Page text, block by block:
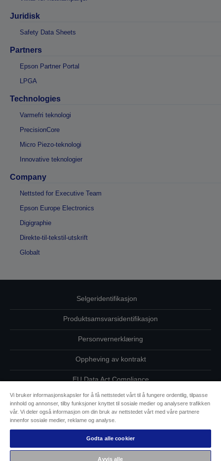
Juridisk
Safety Data Sheets
Partners
Epson Partner Portal
LPGA
Technologies
Varmefri teknologi
PrecisionCore
Micro Piezo-teknologi
Innovative teknologier
Company
Nettsted for Executive Team
Epson Europe Electronics
Digigraphie
Direkte-til-tekstil-utskrift
Globalt
Selgeridentifikasjon
Produktsamsvarsidentifikasjon
Personvernerklæring
Oppheving av kontrakt
EU Data Act Compliance
Ta kontakt med oss vedrørende personopplysningene dine
Informasjon om informasjonskapsler
Epsons forpliktelse til tilgjengelighet
Vi bruker informasjonskapsler for å få nettstedet vårt til å fungere ordentlig, tilpasse
innhold og annonser, tilby funksjoner knyttet til sosiale medier og analysere trafikken
vår. Vi deler også informasjon om din bruk av nettstedet vårt med våre partnere
innenfor sosiale medier, reklame og analyse.
Godta alle cookier
Avvis alle